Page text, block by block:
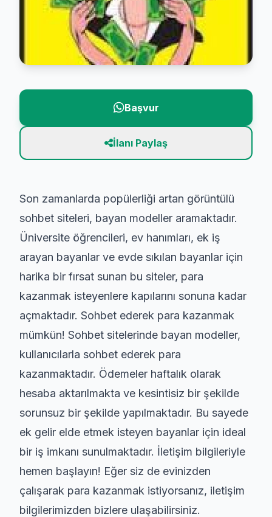
Başvur
İlanı Paylaş
Son zamanlarda popülerliği artan görüntülü
sohbet siteleri, bayan modeller aramaktadır.
Üniversite öğrencileri, ev hanımları, ek iş
arayan bayanlar ve evde sıkılan bayanlar için
harika bir fırsat sunan bu siteler, para
kazanmak isteyenlere kapılarını sonuna kadar
açmaktadır. Sohbet ederek para kazanmak
mümkün! Sohbet sitelerinde bayan modeller,
kullanıcılarla sohbet ederek para
kazanmaktadır. Ödemeler haftalık olarak
hesaba aktarılmakta ve kesintisiz bir şekilde
sorunsuz bir şekilde yapılmaktadır. Bu sayede
ek gelir elde etmek isteyen bayanlar için ideal
bir iş imkanı sunulmaktadır. İletişim bilgileriyle
hemen başlayın! Eğer siz de evinizden
çalışarak para kazanmak istiyorsanız, iletişim
bilgilerimizden bizlere ulaşabilirsiniz.